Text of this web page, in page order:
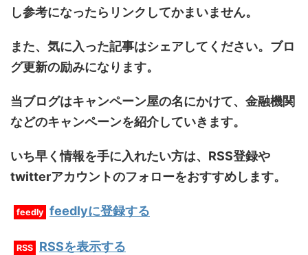
し参考になったらリンクしてかまいません。
また、気に入った記事はシェアしてください。ブロ
グ更新の励みになります。
当ブログはキャンペーン屋の名にかけて、金融機関
などのキャンペーンを紹介していきます。
いち早く情報を手に入れたい方は、RSS登録や
twitterアカウントのフォローをおすすめします。
feedly feedlyに登録する
RSS RSSを表示する